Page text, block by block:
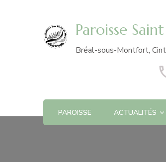
Paroisse
Bréal-sous-Montfort,
PAROISSE ACTUALITÉS